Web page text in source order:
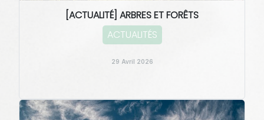
[ACTUALITÉ] ARBRES ET FORÊTS
ACTUALITÉS
29 Avril 2026